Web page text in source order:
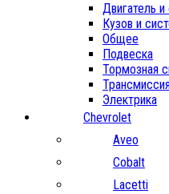
Двигатель
Кузов и
Общее
Подвеска
Тормозная
Электрика
Chevrolet
Aveo
Cobalt
Lacetti